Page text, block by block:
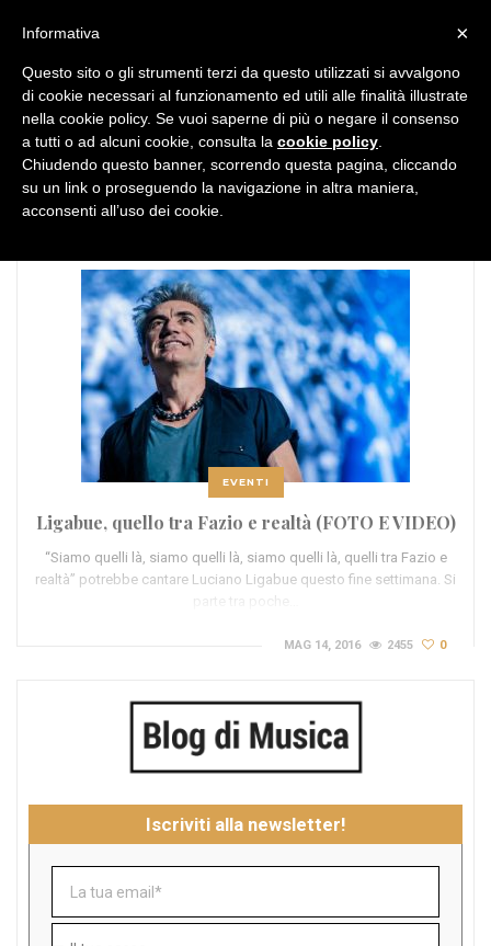
TAG: fazio
EVENTI
Ligabue, quello tra Fazio e realtà (FOTO E VIDEO)
“Siamo quelli là, siamo quelli là, siamo quelli là, quelli tra Fazio e
realtà” potrebbe cantare Luciano Ligabue questo fine settimana. Si
parte tra poche…
MAG 14, 2016 2455 0
Iscriviti alla newsletter!
×
Informativa
Questo sito o gli strumenti terzi da questo utilizzati si avvalgono
di cookie necessari al funzionamento ed utili alle finalità illustrate
nella cookie policy. Se vuoi saperne di più o negare il consenso
a tutti o ad alcuni cookie, consulta la cookie policy
Chiudendo questo banner, scorrendo questa pagina, cliccando
su un link o proseguendo la navigazione in altra maniera,
acconsenti all’uso dei cookie.